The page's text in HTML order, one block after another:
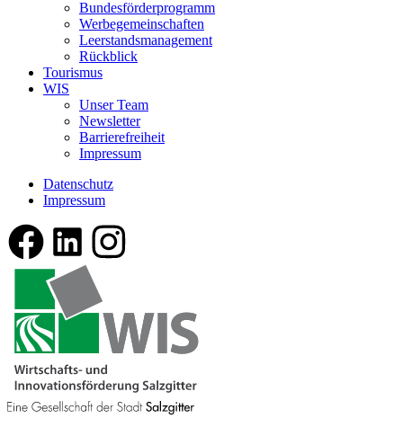
Bundesförderprogramm
Werbegemeinschaften
Leerstandsmanagement
Rückblick
Tourismus
WIS
Unser Team
Newsletter
Barrierefreiheit
Impressum
Datenschutz
Impressum